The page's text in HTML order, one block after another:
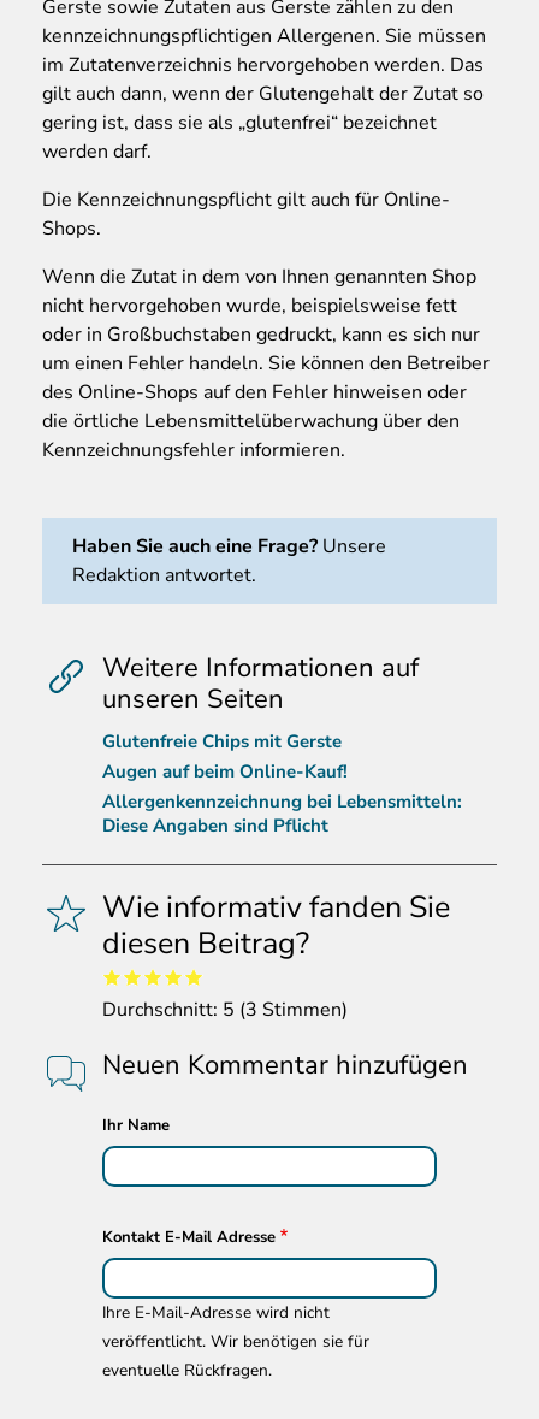
Gerste sowie Zutaten aus Gerste zählen zu den
kennzeichnungspflichtigen Allergenen. Sie müssen
im Zutatenverzeichnis hervorgehoben werden. Das
gilt auch dann, wenn der Glutengehalt der Zutat so
gering ist, dass sie als „glutenfrei“ bezeichnet
werden darf.
Die Kennzeichnungspflicht gilt auch für Online-
Shops.
Wenn die Zutat in dem von Ihnen genannten Shop
nicht hervorgehoben wurde, beispielsweise fett
oder in Großbuchstaben gedruckt, kann es sich nur
um einen Fehler handeln. Sie können den Betreiber
des Online-Shops auf den Fehler hinweisen oder
die örtliche Lebensmittelüberwachung über den
Kennzeichnungsfehler informieren.
Haben Sie auch eine Frage? Unsere
Redaktion antwortet.
Weitere Informationen auf
unseren Seiten
Glutenfreie Chips mit Gerste
Augen auf beim Online-Kauf!
Allergenkennzeichnung bei Lebensmitteln:
Diese Angaben sind Pflicht
Wie informativ fanden Sie
diesen Beitrag?
Durchschnitt: 5 (3 Stimmen)
Neuen Kommentar hinzufügen
Ihr Name
Kontakt E-Mail Adresse
Ihre E-Mail-Adresse wird nicht
veröffentlicht. Wir benötigen sie für
eventuelle Rückfragen.